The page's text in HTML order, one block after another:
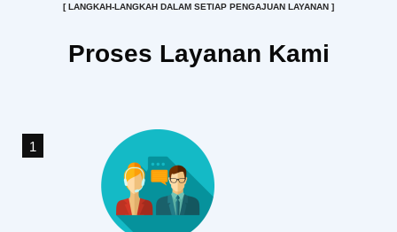
[LANGKAH-LANGKAH DALAM SETIAP PENGAJUAN LAYANAN ]
LAYANAN
Proses Layanan Kami
1